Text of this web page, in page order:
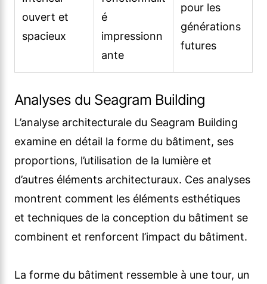
ouvert et
spacieux
é
impressionn
ante
pour les
générations
futures
Analyses du Seagram Building
L’analyse architecturale du Seagram Building
examine en détail la forme du bâtiment, ses
proportions, l’utilisation de la lumière et
d’autres éléments architecturaux. Ces analyses
montrent comment les éléments esthétiques
et techniques de la conception du bâtiment se
combinent et renforcent l’impact du bâtiment.
La forme du bâtiment ressemble à une tour, un